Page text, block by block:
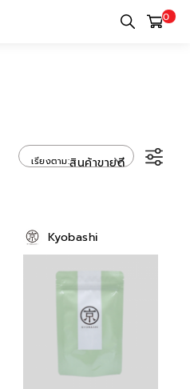
0
บนโต๊ะอาหารและเครื่องใช้ในครัว
อื่นๆ
เรียงตาม สินค้าขายดี
Kyobashi